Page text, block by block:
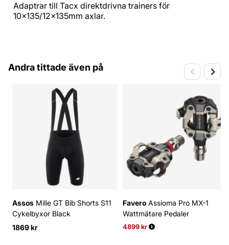
Adaptrar till Tacx direktdrivna trainers för
10x135/12x135mm axlar.
Andra tittade även på
Assos Mille GT Bib Shorts S11
Cykelbyxor Black
1869 kr
Favero Assioma Pro MX-1
Wattmätare Pedaler
4899 kr
Ordinarie pris: